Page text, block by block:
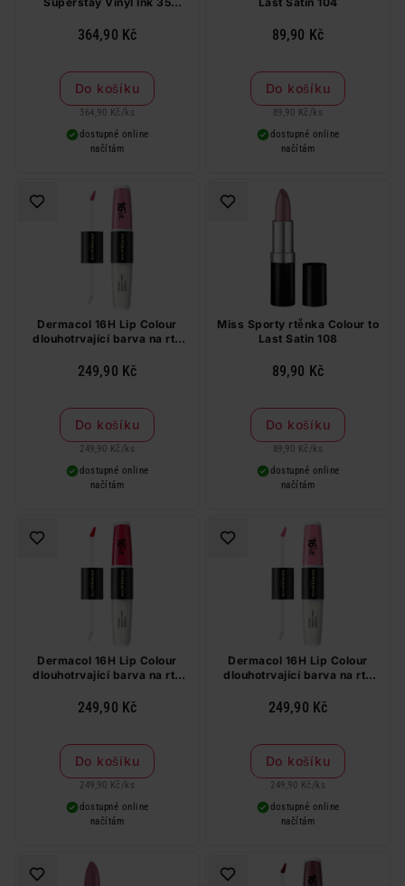
364,90 Kč
Do košíku
364,90 Kč / ks
dostupné online
načítám
89,90 Kč
Do košíku
89,90 Kč / ks
dostupné online
načítám
Dermacol 16H Lip Colour
dlouhotrvající barva na rty
249,90 Kč
Do košíku
249,90 Kč / ks
dostupné online
načítám
Miss Sporty rtěnka Colour to
Last Satin 108
89,90 Kč
Do košíku
89,90 Kč / ks
dostupné online
načítám
Dermacol 16H Lip Colour
dlouhotrvající barva na rty
249,90 Kč
Do košíku
249,90 Kč / ks
dostupné online
načítám
Dermacol 16H Lip Colour
dlouhotrvající barva na rty
249,90 Kč
Do košíku
249,90 Kč / ks
dostupné online
načítám